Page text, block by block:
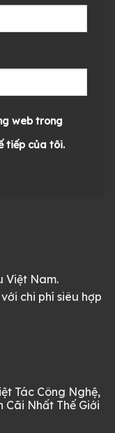
web trong
tiếp của tôi.
Việt Nam.
chi phí siêu hợp
Tác Công Nghệ,
Cãi Nhất Thế Giới